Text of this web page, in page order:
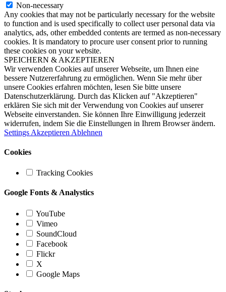
Non-necessary
Any cookies that may not be particularly necessary for the website
to function and is used specifically to collect user personal data via
analytics, ads, other embedded contents are termed as non-necessary
cookies. It is mandatory to procure user consent prior to running
these cookies on your website.
SPEICHERN & AKZEPTIEREN
Wir verwenden Cookies auf unserer Webseite, um Ihnen eine
bessere Nutzererfahrung zu ermöglichen. Wenn Sie mehr über
unsere Cookies erfahren möchten, lesen Sie bitte unsere
Datenschutzerklärung. Durch das Klicken auf "Akzeptieren"
erklären Sie sich mit der Verwendung von Cookies auf unserer
Webseite einverstanden. Sie können Ihre Einwilligung jederzeit
widerrufen, indem Sie die Einstellungen in Ihrem Browser ändern.
Settings Akzeptieren Ablehnen
Cookies
Tracking Cookies
Google Fonts & Analystics
YouTube
Vimeo
SoundCloud
Facebook
Flickr
X
Google Maps